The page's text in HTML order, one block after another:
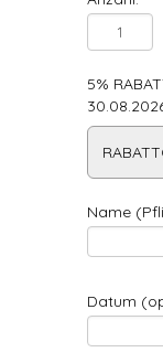
5%
Name
Datum